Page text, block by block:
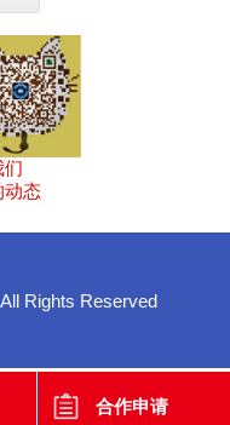
合作申请
们
动态
Rights Reserved